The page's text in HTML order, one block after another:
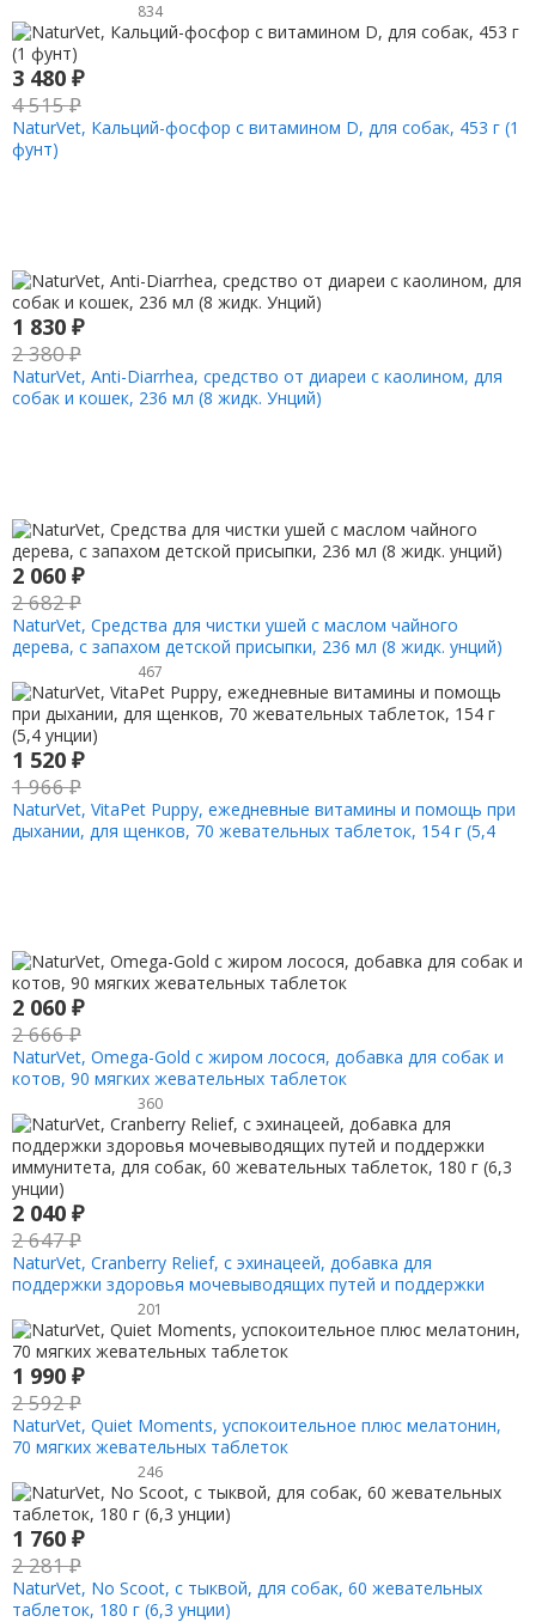
834
3 480 ₽
4 515₽
NaturVet, Кальций-фосфор с витамином D, для собак, 453 г (1
фунт)
1 830 ₽
2 380₽
NaturVet, Anti-Diarrhea, средство от диареи с каолином, для
собак и кошек, 236 мл (8 жидк. Унций)
2 060 ₽
2 682₽
NaturVet, Средства для чистки ушей с маслом чайного
дерева, с запахом детской присыпки, 236 мл (8 жидк. унций)
467
1 520 ₽
1 966₽
NaturVet, VitaPet Puppy, ежедневные витамины и помощь при
дыхании, для щенков, 70 жевательных таблеток, 154 г (5,4
2 060 ₽
2 666₽
NaturVet, Omega-Gold с жиром лосося, добавка для собак и
котов, 90 мягких жевательных таблеток
360
2 040 ₽
2 647₽
NaturVet, Cranberry Relief, с эхинацеей, добавка для
поддержки здоровья мочевыводящих путей и поддержки
иммунитета, для собак, 60 жевательных таблеток, 180 г (6,3
унции)
201
1 990 ₽
2 592₽
NaturVet, Quiet Moments, успокоительное плюс мелатонин,
70 мягких жевательных таблеток
246
1 760 ₽
2 281₽
NaturVet, No Scoot, с тыквой, для собак, 60 жевательных
таблеток, 180 г (6,3 унции)